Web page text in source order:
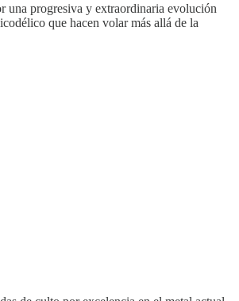
una progresiva y extraordinaria evolución
que hacen volar más allá de la